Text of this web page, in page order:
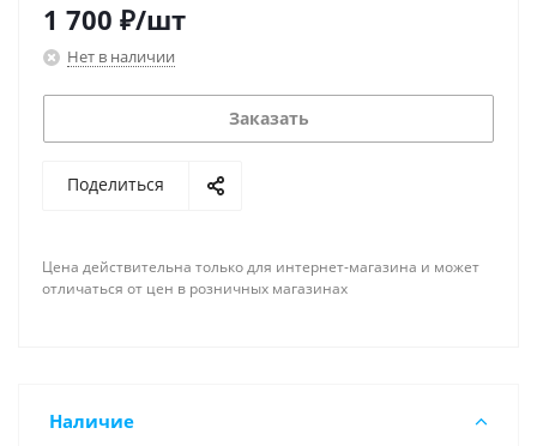
1 700 ₽/шт
Нет в наличии
Заказать
Поделиться
Цена действительна только для интернет-магазина и может
отличаться от цен в розничных магазинах
Наличие